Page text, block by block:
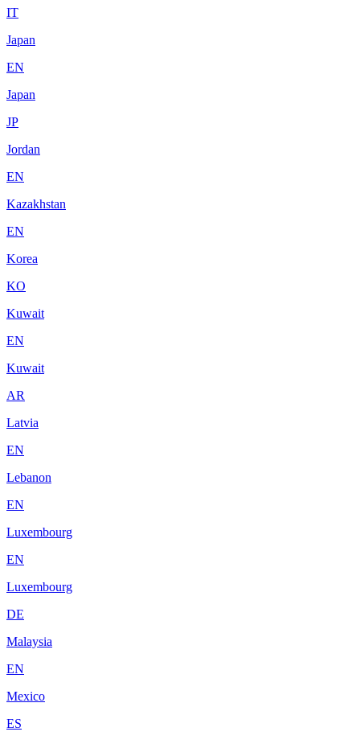
IT
Japan
EN
Japan
JP
Jordan
EN
Kazakhstan
EN
Korea
KO
Kuwait
EN
Kuwait
AR
Latvia
EN
Lebanon
EN
Luxembourg
EN
Luxembourg
DE
Malaysia
EN
Mexico
ES